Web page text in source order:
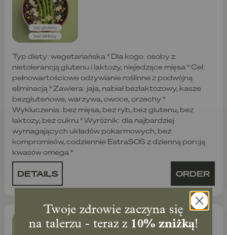
Typ diety: wegetariańska * Dla kogo: osoby z
nietolerancją glutenu i laktozy, niejedzące mięsa * Cel:
pełnowartościowe odżywianie roślinne z podwójną
eliminacją * Zawiera: jaja, nabiał bezlaktozowy, kasze
bezglutenowe, warzywa, owoce, orzechy *
Wykluczenia: bez mięsa, bez ryb, bez glutenu, bez
laktozy, bez cukru * Wyróżnik: dla najbardziej
wymagających układów pokarmowych, bez
kompromisów, codziennie EstraSOS z dzienną porcją
kwasów omega *
DETAILS ORDER
WEGE bez laktozy
Twoje zdrowie zaczyna się
na talerzu - teraz z 10% zniżką!